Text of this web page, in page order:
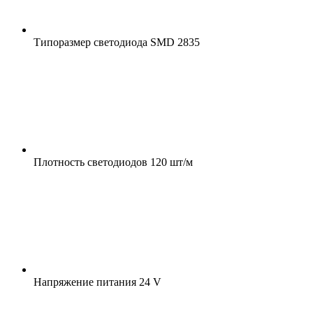
Типоразмер светодиода SMD 2835
Плотность светодиодов 120 шт/м
Напряжение питания 24 V